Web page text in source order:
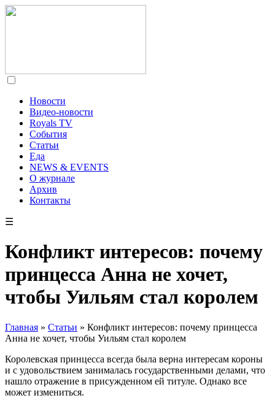
Новости
Видео-новости
Royals TV
События
Статьи
Еда
NEWS & EVENTS
О журнале
Архив
Контакты
☰
Конфликт интересов: почему
принцесса Анна не хочет,
чтобы Уильям стал королем
Главная » Статьи » Конфликт интересов: почему принцесса
Анна не хочет, чтобы Уильям стал королем
Королевская принцесса всегда была верна интересам короны
и с удовольствием занималась государственными делами, что
нашло отражение в присужденном ей титуле. Однако все
может измениться.